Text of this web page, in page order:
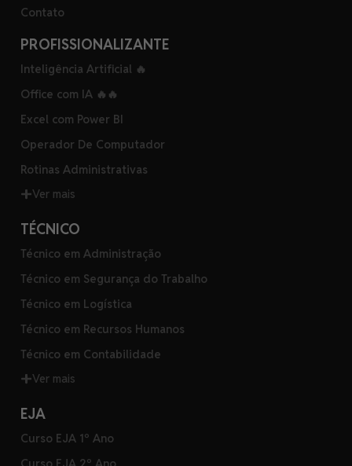
Contato
PROFISSIONALIZANTE
Inteligência Artificial 🔥
Office com IA 🔥🔥
Excel com Power BI
Operador De Computador
Rotinas Administrativas
Ver mais
TÉCNICO
Técnico em Administração
Técnico em Segurança do Trabalho
Técnico em Logística
Técnico em Recursos Humanos
Técnico em Contabilidade
Ver mais
EJA
Curso EJA 1º Ano
Curso EJA 2º Ano